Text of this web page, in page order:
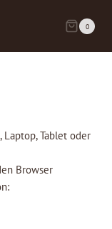
0
Laptop, Tablet oder
Browser